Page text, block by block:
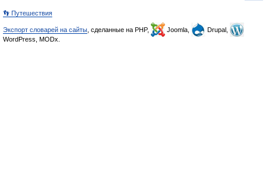
👣 Путешествия
Экспорт словарей на сайты , сделанные на PHP, Joomla,
Drupal,
WordPress, MODx.